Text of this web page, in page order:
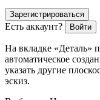
Зарегистрироваться
Есть аккаунт? Войти
На вкладке «Деталь»
автоматическое
указать другие
эскиз.